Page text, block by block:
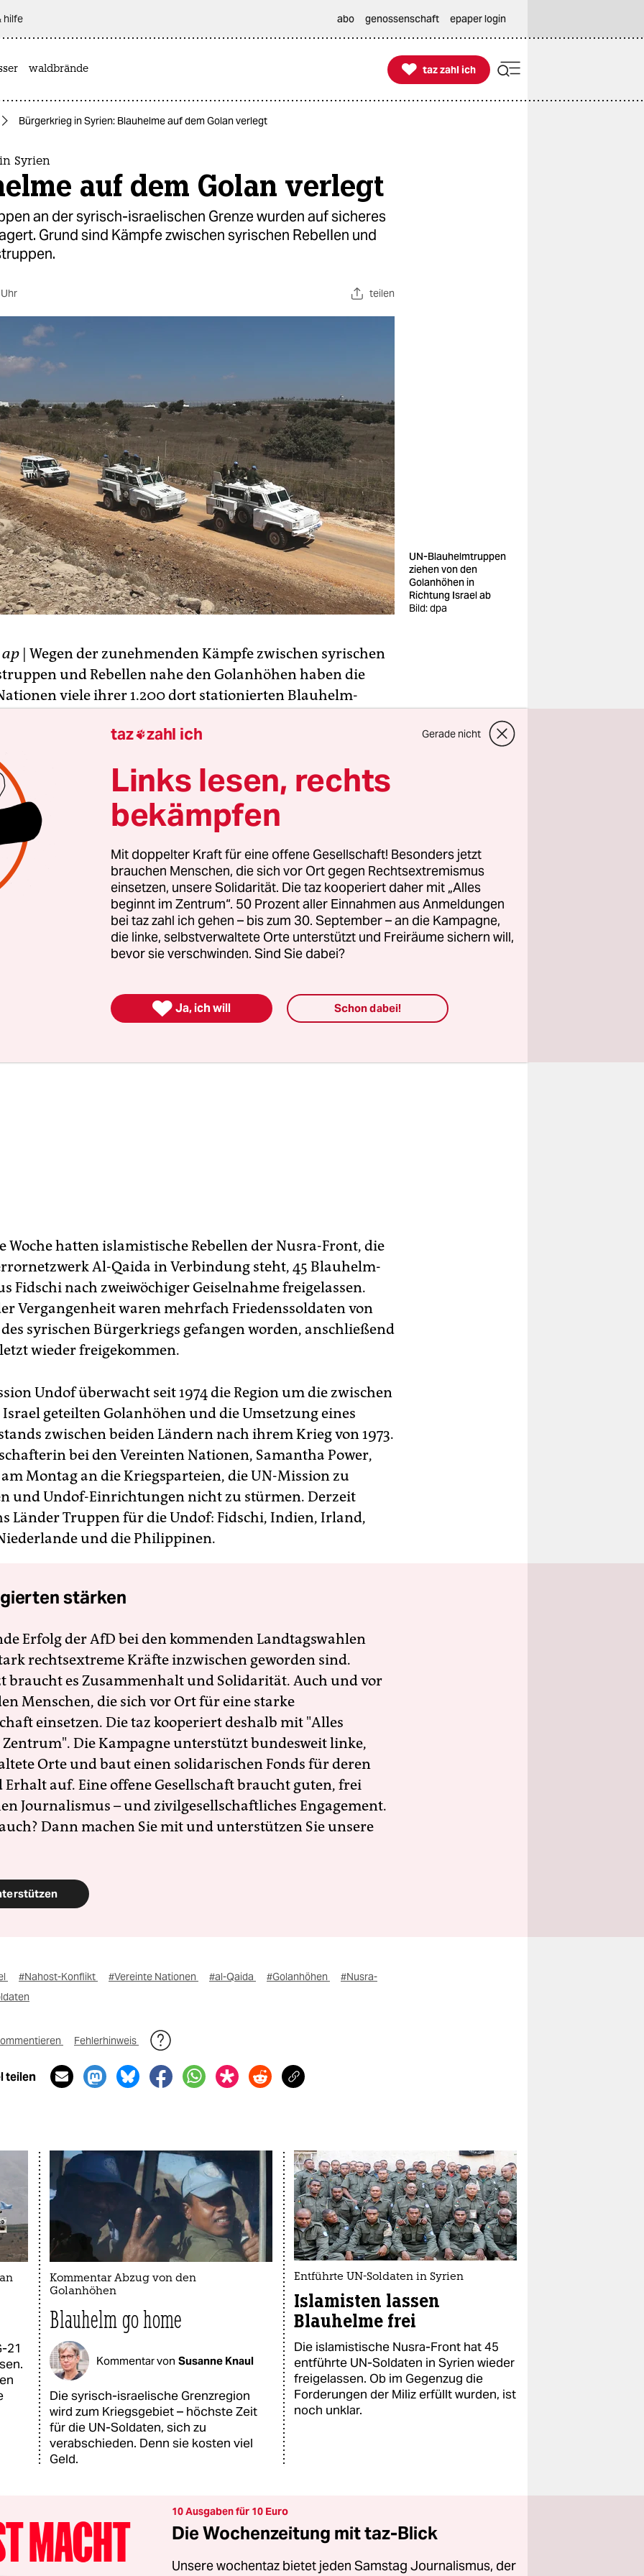
hilfe abo genossenschaft epaper login
waldbrände 
taz zahl ich
taz zahl ich
Bürgerkrieg in Syrien: Blauhelme auf dem Golan verlegt
Syrien
auf dem Golan verlegt
an der syrisch-israelischen Grenze wurden auf sicheres
Grund sind Kämpfe zwischen syrischen Rebellen und
teilen
UN-Blauhelmtruppen
ziehen von den
Golanhöhen in
Richtung Israel ab
Bild: dpa
ap | Wegen der zunehmenden Kämpfe zwischen syrischen
und Rebellen nahe den Golanhöhen haben die
viele ihrer 1.200 dort stationierten Blauhelm-
größten UN-Basis auf israelischer Seite, teilte ein UN-
Montag mit, der anonym bleiben wollte.
bewaffneter Gruppen sei eine „direkte Bedrohung“ für die
Friedenssoldaten gewesen, die sich auf der syrischen
und in Camp Faouar befunden hätten, sagte UN-
Dujarric. Alle Blauhelme, die dort auf
gewesen waren, wurden den Angaben zufolge nach
verlegt. Zahlen nannte der Sprecher nicht. Die
der Blauhelme fand den Angaben zufolge über das
Woche hatten islamistische Rebellen der Nusra-Front, die
Al-Qaida in Verbindung steht, 45 Blauhelm-
Fidschi nach zweiwöchiger Geiselnahme freigelassen.
Vergangenheit waren mehrfach Friedenssoldaten von
syrischen Bürgerkriegs gefangen worden, anschließend
wieder freigekommen.
Undof überwacht seit 1974 die Region um die zwischen
geteilten Golanhöhen und die Umsetzung eines
zwischen beiden Ländern nach ihrem Krieg von 1973.
bei den Vereinten Nationen, Samantha Power,
Montag an die Kriegsparteien, die UN-Mission zu
und Undof-Einrichtungen nicht zu stürmen. Derzeit
Länder Truppen für die Undof: Fidschi, Indien, Irland,
und die Philippinen.
stärken
Erfolg der AfD bei den kommenden Landtagswahlen
rechtsextreme Kräfte inzwischen geworden sind.
braucht es Zusammenhalt und Solidarität. Auch und vor
Menschen, die sich vor Ort für eine starke
einsetzen. Die taz kooperiert deshalb mit "Alles
Die Kampagne unterstützt bundesweit linke,
Orte und baut einen solidarischen Fonds für deren
Erhalt auf. Eine offene Gesellschaft braucht guten, frei
Journalismus – und zivilgesellschaftliches Engagement.
Dann machen Sie mit und unterstützen Sie unsere
#Nahost-Konflikt #Vereinte Nationen #al-Qaida #Golanhöhen
#Nusra-
Fehlerhinweis
teilen
21
Kommentar Abzug von den
Golanhöhen
Blauhelm go home
Kommentar von Susanne Knaul
Die syrisch-israelische Grenzregion
wird zum Kriegsgebiet – höchste Zeit
für die UN-Soldaten, sich zu
verabschieden. Denn sie kosten viel
Geld.
Entführte UN-Soldaten in Syrien
Islamisten lassen
Blauhelme frei
Die islamistische Nusra-Front hat 45
entführte UN-Soldaten in Syrien wieder
freigelassen. Ob im Gegenzug die
Forderungen der Miliz erfüllt wurden, ist
noch unklar.
10 Ausgaben für 10 Euro
Die Wochenzeitung mit taz-Blick
Unsere wochentaz bietet jeden Samstag Journalismus, der
taz zahl ich Gerade nicht
Links lesen, rechts
bekämpfen
Mit doppelter Kraft für eine offene Gesellschaft! Besonders jetzt
brauchen Menschen, die sich vor Ort gegen Rechtsextremismus
einsetzen, unsere Solidarität. Die taz kooperiert daher mit „Alles
beginnt im Zentrum“. 50 Prozent aller Einnahmen aus Anmeldungen
bei taz zahl ich gehen – bis zum 30. September – an die Kampagne,
die linke, selbstverwaltete Orte unterstützt und Freiräume sichern will,
bevor sie verschwinden. Sind Sie dabei?
 Ja, ich will Schon dabei!